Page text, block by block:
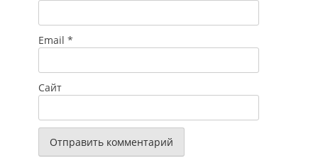
Email *
Сайт